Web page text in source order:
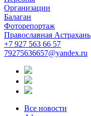
Организации
Балаган
Фоторепортаж
Православная Астрахань
+7 927 563 66 57
79275636657@yandex.ru
Все новости